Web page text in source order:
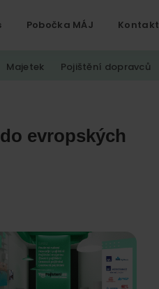
Pobočka MÁJ Kontakt
Majetek Pojištění dopravců
evropských